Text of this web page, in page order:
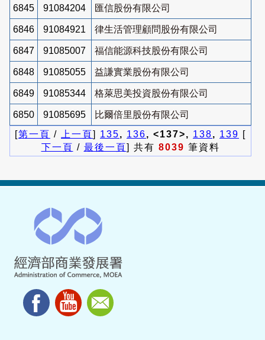
6845 91084204 匯信股份有限公司
6846 91084921 律生活管理顧問股份有限公司
6847 91085007 福信能源科技股份有限公司
6848 91085055 益謙實業股份有限公司
6849 91085344 格萊思美投資股份有限公司
6850 91085695
比爾倍里股份有限公司
[第一頁 / 上一頁] 135, 136, <137>, 138, 139 [
下一頁 / 最後一頁] 共有 8039 筆資料